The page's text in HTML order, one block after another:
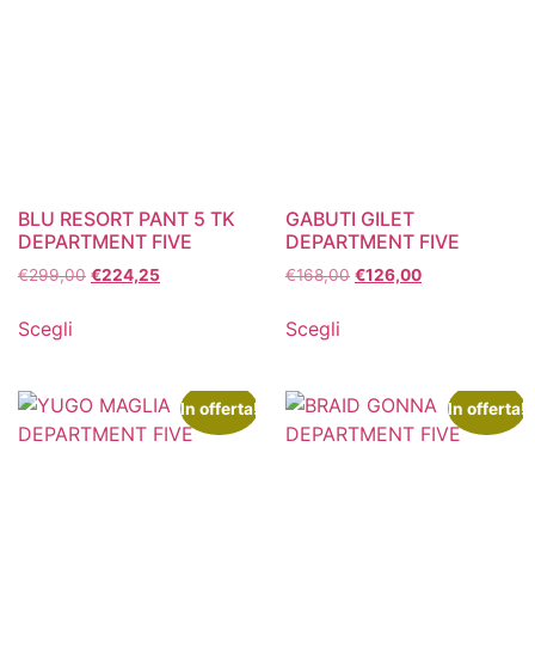
BLU RESORT PANT 5 TK
DEPARTMENT FIVE
€299,00 €224,25
Scegli
GABUTI GILET
DEPARTMENT FIVE
€168,00 €126,00
Scegli
In offerta! In offerta!